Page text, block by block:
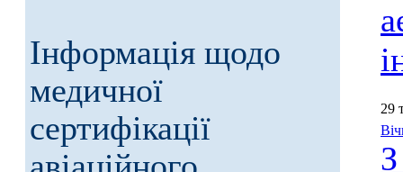
Інформація щодо
медичної
сертифікації
29